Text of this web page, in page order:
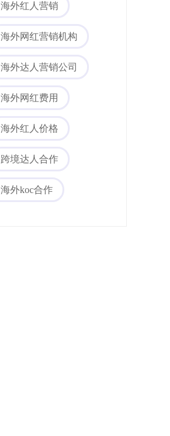
海外红人营销
海外网红营销机构
海外达人营销公司
海外网红费用
海外红人价格
跨境达人合作
海外koc合作